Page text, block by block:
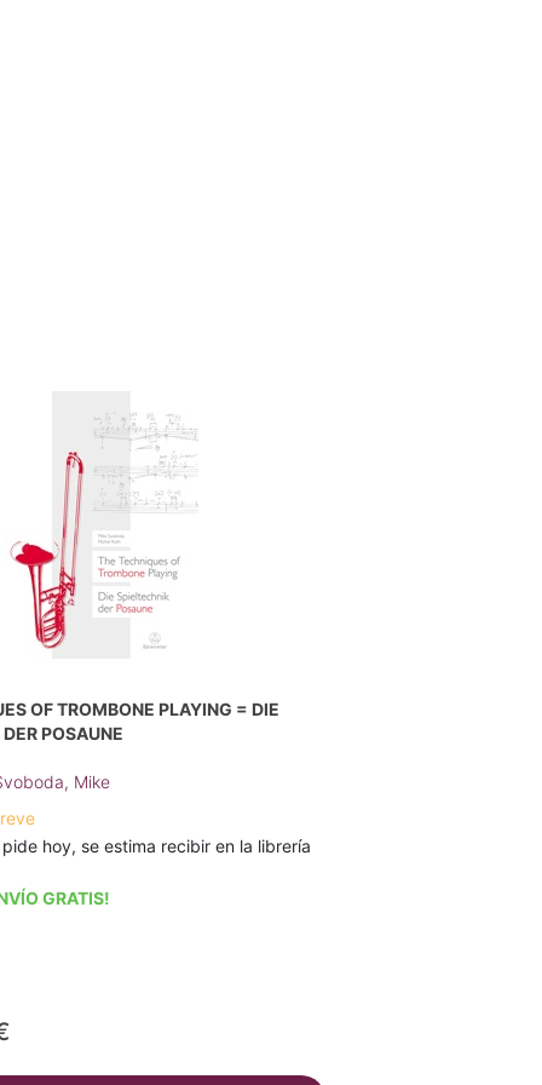
OF TROMBONE PLAYING = DIE
POSAUNE
Mike
hoy, se estima recibir en la librería
GRATIS!